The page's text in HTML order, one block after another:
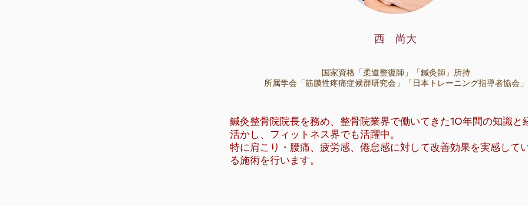
西 尚大
国家資格「柔道整復師」「鍼灸師」所持
所属学会「筋膜性疼痛症候群研究会」「日本トレーニング指導者協会」
鍼灸整骨院院長を務め、整骨院業界で働いてきた10年間の知識と
活かし、フィットネス界でも活躍中。
特に肩こり・腰痛、疲労感、倦怠感に対して改善効果を実感して
る施術を行います。